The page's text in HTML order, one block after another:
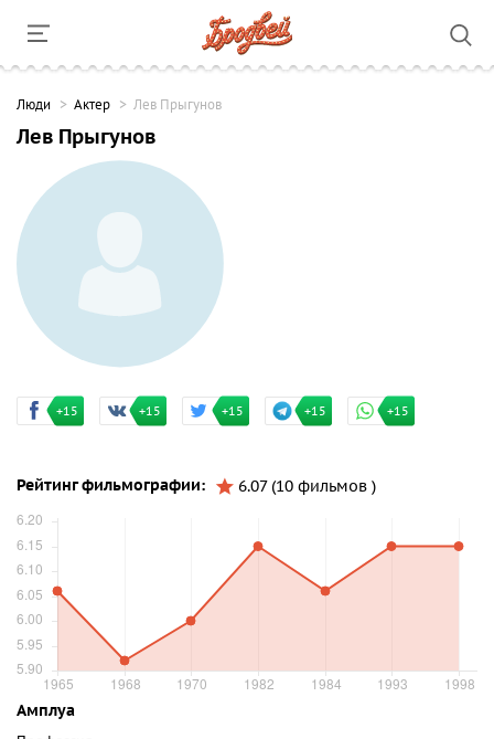
Люди Актер Лев Прыгунов
Лев Прыгунов
+15 +15 +15 +15 +15
Рейтинг фильмографии: 6.07 (10 фильмов )
Амплуа